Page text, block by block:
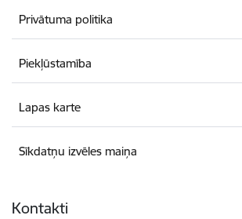
Privātuma politika
Piekļūstamība
Lapas karte
Sīkdatņu izvēles maiņa
Kontakti